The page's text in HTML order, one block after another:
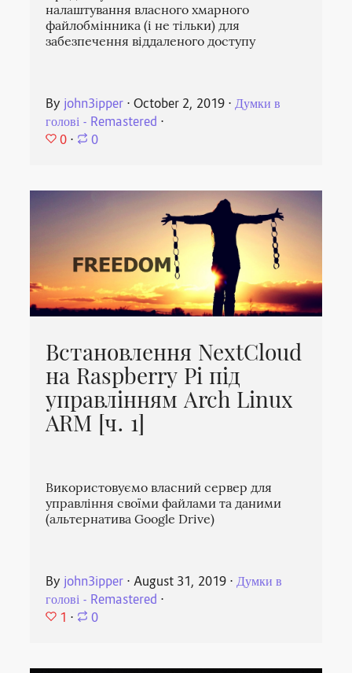
налаштування власного хмарного
файлобмінника (і не тільки) для
забезпечення віддаленого доступу
By john3ipper ⋅October 2, 2019 ⋅Думки в
голові - Remastered ⋅
0 ⋅ 0
Встановлення NextCloud
на Raspberry Pi під
управлінням Arch Linux
ARM [ч. 1]
Використовуємо власний сервер для
управління своїми файлами та даними
(альтернатива Google Drive)
By john3ipper ⋅August 31, 2019 ⋅Думки в
голові - Remastered ⋅
1 ⋅ 0